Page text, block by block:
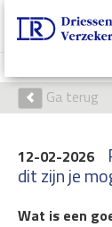
Ga terug
12-02-2026
dit zijn je
Wat is een